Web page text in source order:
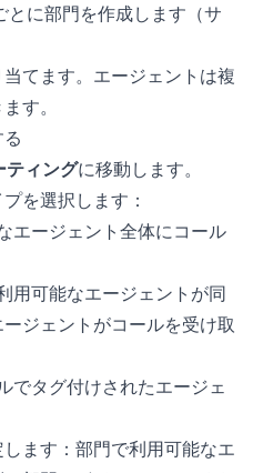
とに部門を作成します（サ
てます。エージェントは複
す。
ティングに移動します。
を選択します：
エージェント全体にコール
可能なエージェントが同
ジェントがコールを受け取
でタグ付けされたエージェ
ます：部門で利用可能なエ